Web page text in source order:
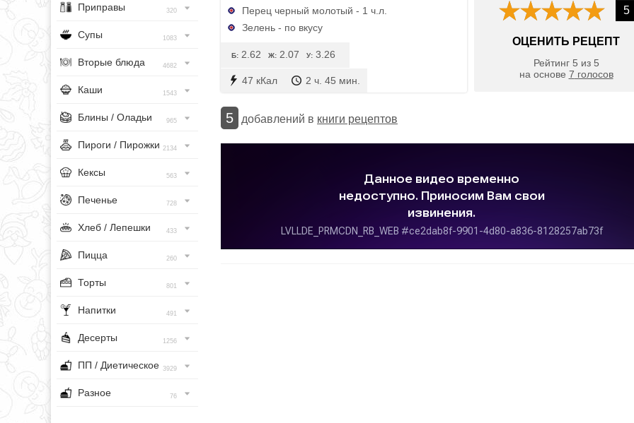
Приправы 320
Супы 1083
Вторые блюда 4682
Каши 1543
Блины / Оладьи 965
Пироги / Пирожки 2134
Кексы 563
Печенье 728
Хлеб / Лепешки 433
Пицца 260
Торты 801
Напитки 491
Десерты 1256
ПП / Диетическое 3929
Разное 76
Перец черный молотый - 1 ч.л.
Зелень - по вкусу
47 кКал 2 ч. 45 мин.
Б: 2.62 Ж: 2.07 У: 3.26
5
ОЦЕНИТЬ РЕЦЕПТ
Рейтинг 5 из 5
на основе 7 голосов
5 добавлений в книги рецептов